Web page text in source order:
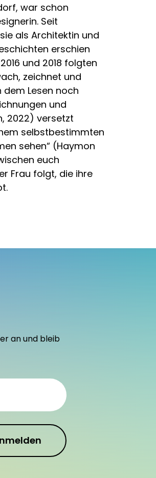
war schon
Seit
als Architektin und
erschien
und 2018 folgten
zeichnet und
Lesen noch
und
2022) versetzt
selbstbestimmten
sehen“ (Haymon
euch
Frau folgt, die ihre
an und bleib